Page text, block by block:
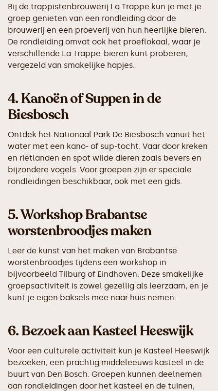
Bij de trappistenbrouwerij La Trappe kun je met je
groep genieten van een rondleiding door de
brouwerij en een proeverij van hun heerlijke bieren.
De rondleiding omvat ook het proeflokaal, waar je
verschillende La Trappe-bieren kunt proberen,
vergezeld van smakelijke hapjes.
4.Kanoën of Suppen in de
Biesbosch
Ontdek het Nationaal Park De Biesbosch vanuit het
water met een kano- of sup-tocht. Vaar door kreken
en rietlanden en spot wilde dieren zoals bevers en
bijzondere vogels. Voor groepen zijn er speciale
rondleidingen beschikbaar, ook met een gids.
5.Workshop Brabantse
worstenbroodjes maken
Leer de kunst van het maken van Brabantse
worstenbroodjes tijdens een workshop in
bijvoorbeeld Tilburg of Eindhoven. Deze smakelijke
groepsactiviteit is zowel gezellig als leerzaam, en je
kunt je eigen baksels mee naar huis nemen.
6.Bezoek aan Kasteel Heeswijk
Voor een culturele activiteit kun je Kasteel Heeswijk
bezoeken, een prachtig middeleeuws kasteel in de
buurt van Den Bosch. Groepen kunnen deelnemen
aan rondleidingen door het kasteel en de tuinen,